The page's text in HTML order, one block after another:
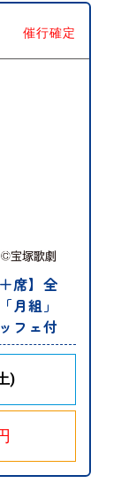
催行確定
席】全
組」
フェ付
)